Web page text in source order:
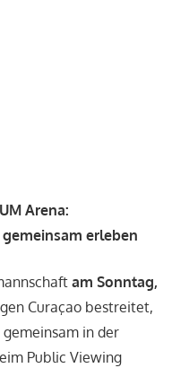
Arena:
erleben
am Sonntag,
Curaçao bestreitet,
in der
Public Viewing